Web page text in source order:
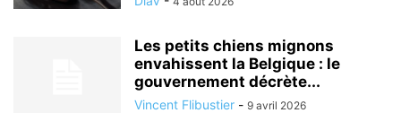
Les petits chiens mignons
envahissent la Belgique : le
gouvernement décrète...
Vincent Flibustier - 9 avril 2026